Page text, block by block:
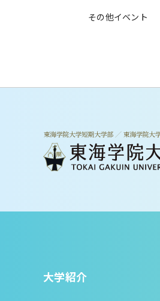
その他イベント
大学紹介